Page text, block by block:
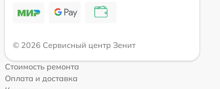
© 2026 Сервисный центр Зенит
Стоимость ремонта
Оплата и доставка